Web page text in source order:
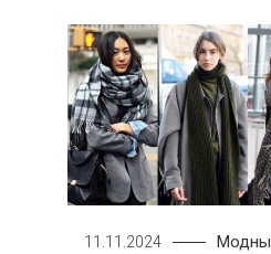
11.11.2024